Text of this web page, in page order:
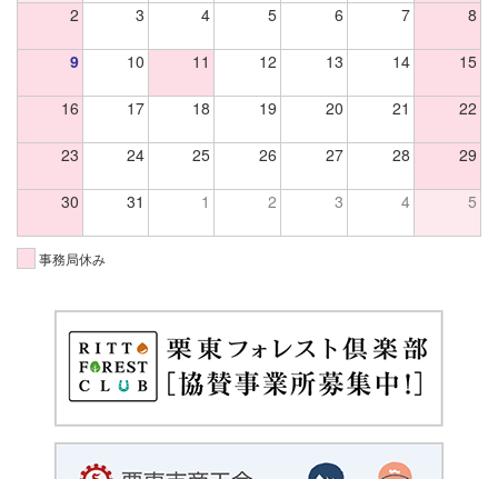
2 3 4 5 6 7 8
9 10 11 12 13 14 15
16 17 18 19 20 21 22
23 24 25 26 27 28 29
30 31 1 2 3 4 5
事務局休み